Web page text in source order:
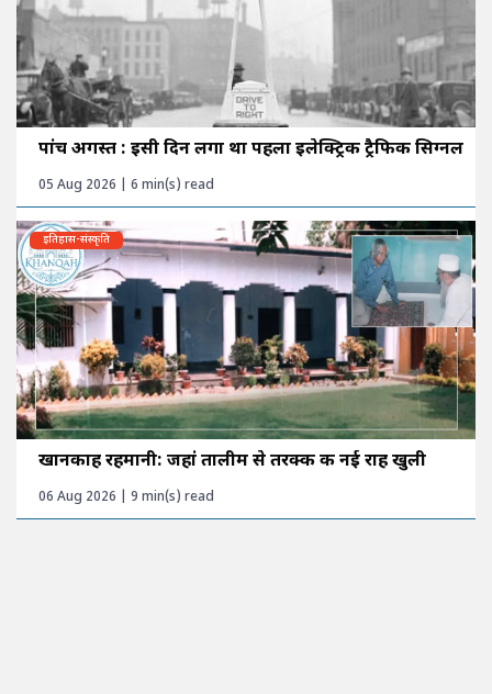
पांच अगस्त : इसी दिन लगा था पहला इलेक्ट्रिक ट्रैफिक सिग्नल
05 Aug 2026 | 6 min(s) read
इतिहास-संस्कृति
खानकाह रहमानी: जहां तालीम से तरक्की की नई राह खुली
06 Aug 2026 | 9 min(s) read